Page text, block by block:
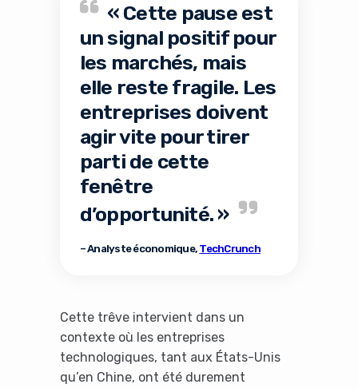
« Cette pause est
un signal positif pour
les marchés, mais
elle reste fragile. Les
entreprises doivent
agir vite pour tirer
parti de cette
fenêtre
d’opportunité. »
– Analyste économique, TechCrunch
Cette trêve intervient dans un
contexte où les entreprises
technologiques, tant aux États-Unis
qu’en Chine, ont été durement